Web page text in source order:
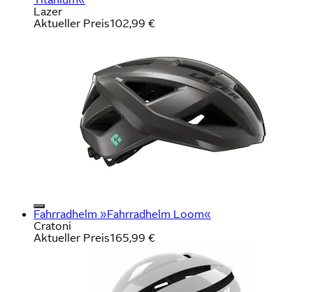
Lazer
Aktueller Preis102,99 €
Fahrradhelm »Fahrradhelm Loom«
Cratoni
Aktueller Preis165,99 €